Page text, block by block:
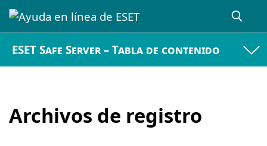
ESET Safe Server – Tabla de contenido
Archivos de registro